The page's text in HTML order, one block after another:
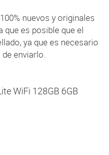
nuevos y originales
que es posible que el
ya que es necesario
enviarlo.
WiFi 128GB 6GB